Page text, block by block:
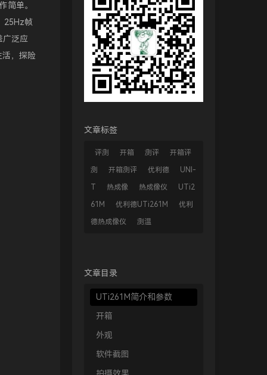
简单。
25Hz帧
广泛应
活，探险
文章标签
评测 开箱 测评 开箱评
测 开箱测评 优利德 UNI-
热成像 热成像仪 UTi2
61M 优利德UTi261M 优利
德热成像仪 测温
文章目录
UTi261M简介和参数
开箱
外观
软件截图